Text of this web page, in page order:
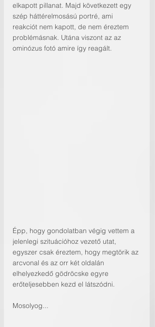
elkapott pillanat. Majd következett egy
szép háttérelmosású portré, ami
reakciót nem kapott, de nem éreztem
problémásnak. Utána viszont az az
ominózus fotó amire így reagált.
Épp, hogy gondolatban végig vettem a
jelenlegi szituációhoz vezető utat,
egyszer csak éreztem, hogy megtörik az
arcvonal és az orr két oldalán
elhelyezkedő gödröcske egyre
erőteljesebben kezd el látszódni.
Mosolyog...